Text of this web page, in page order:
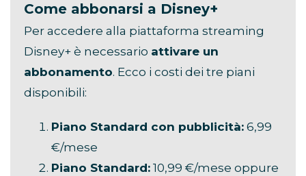
Come abbonarsi a Disney+
Per accedere alla piattaforma streaming
Disney+ è necessario attivare un
abbonamento. Ecco i costi dei tre piani
disponibili:
Piano Standard con pubblicità: 6,99
€/mese
Piano Standard: 10,99 €/mese oppure